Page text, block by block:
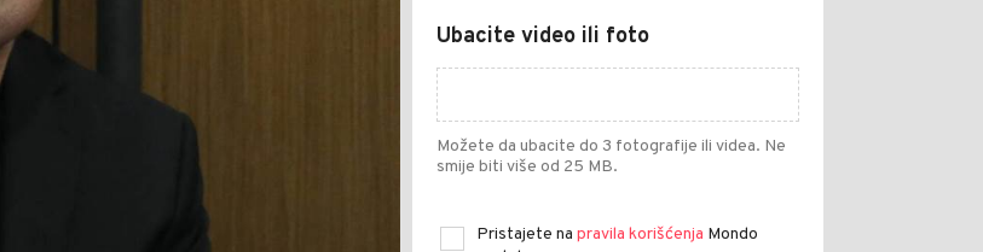
Ubacite video ili foto
Možete da ubacite do 3 fotografije ili videa. Ne
smije biti više od 25 MB.
Pristajete na pravila korišćenja Mondo